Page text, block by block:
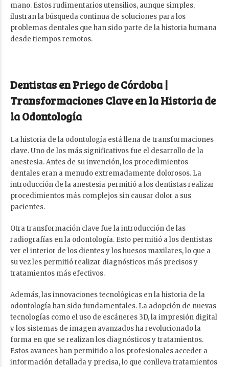
mano. Estos rudimentarios utensilios, aunque simples,
ilustran la búsqueda continua de soluciones para los
problemas dentales que han sido parte de la historia humana
desde tiempos remotos.
Dentistas en Priego de Córdoba |
Transformaciones Clave en la Historia de
la Odontología
La historia de la odontología está llena de transformaciones
clave. Uno de los más significativos fue el desarrollo de la
anestesia. Antes de su invención, los procedimientos
dentales eran a menudo extremadamente dolorosos. La
introducción de la anestesia permitió a los dentistas realizar
procedimientos más complejos sin causar dolor a sus
pacientes.
Otra transformación clave fue la introducción de las
radiografías en la odontología. Esto permitió a los dentistas
ver el interior de los dientes y los huesos maxilares, lo que a
su vez les permitió realizar diagnósticos más precisos y
tratamientos más efectivos.
Además, las innovaciones tecnológicas en la historia de la
odontología han sido fundamentales. La adopción de nuevas
tecnologías como el uso de escáneres 3D, la impresión digital
y los sistemas de imagen avanzados ha revolucionado la
forma en que se realizan los diagnósticos y tratamientos.
Estos avances han permitido a los profesionales acceder a
información detallada y precisa, lo que conlleva tratamientos